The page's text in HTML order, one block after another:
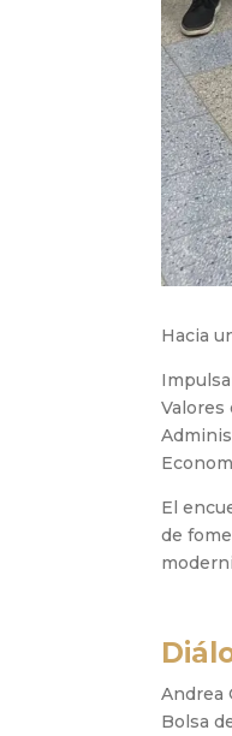
Hacia
Valores
El
de
Andrea
Bolsa